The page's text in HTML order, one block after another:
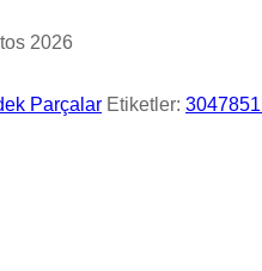
2026
Parçalar Etiketler: